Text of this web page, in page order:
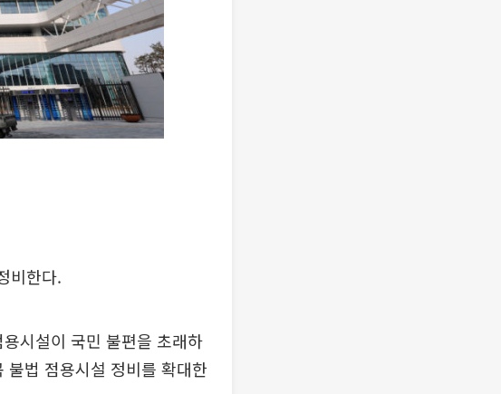
비한다.
시설이 국민 불편을 초래하
불법 점용시설 정비를 확대한